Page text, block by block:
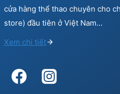
cửa hàng thể thao chuyên cho
store) đầu tiên ở Việt Nam…
Xem chi tiết